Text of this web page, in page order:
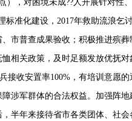
），对困境未成??人开展针对性
标准化建设， 2017年救助流浪乞
市普查成果验收；积极推进殡
恤相关政策， 及时足额发放优抚
接收安置率100%，有培训意愿
涉军群体的合法权益。加强阵地
半年来接待省市各类团体、社会